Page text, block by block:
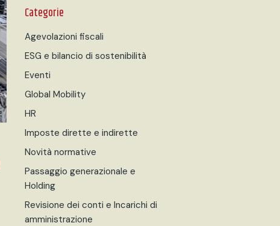
Categorie
Agevolazioni fiscali
ESG e bilancio di sostenibilità
Eventi
Global Mobility
HR
Imposte dirette e indirette
Novità normative
Passaggio generazionale e
Holding
Revisione dei conti e Incarichi di
amministrazione